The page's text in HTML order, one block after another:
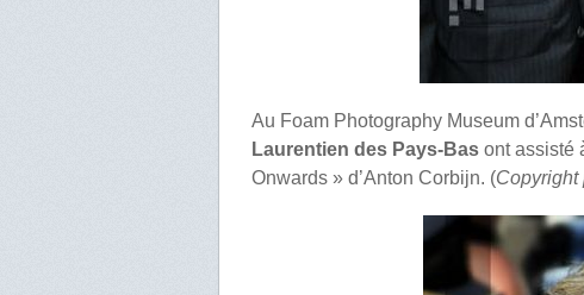
Au Foam Photography Museum
Laurentien des Pays-Basont assisté
Onwards » d’Anton Corbijn. (